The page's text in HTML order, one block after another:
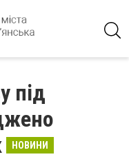
під
НОВИНИ